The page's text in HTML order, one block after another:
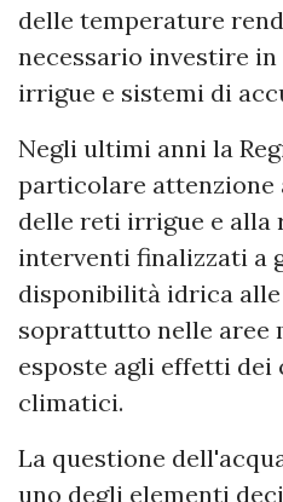
delle temperature
necessario investire
irrigue e sistemi di
Negli ultimi anni la
particolare attenzione
delle reti irrigue e alla
interventi finalizzati a
disponibilità idrica
soprattutto nelle aree
esposte agli effetti dei
climatici.
La questione
uno degli elementi